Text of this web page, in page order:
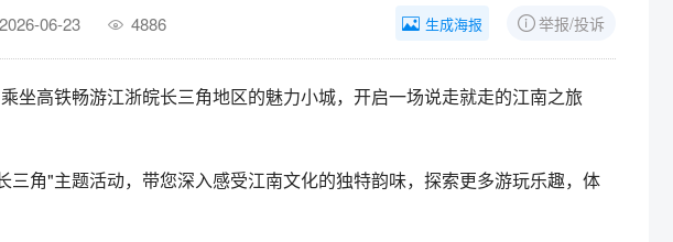
2026-06-23 4886 生成海报 举报/投诉
坐高铁畅游江浙皖长三角地区的魅力小城，开启一场说走就走的江南之旅
三角"主题活动，带您深入感受江南文化的独特韵味，探索更多游玩乐趣，体